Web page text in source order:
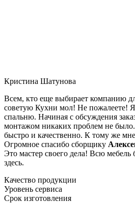
Кристина Шатунова
Всем, кто еще выбирает компанию
советую Кухни мол! Не пожалеете!
спальню. Начиная с обсуждения
монтажом никаких проблем не
быстро и качественно. К тому же
Огромное спасибо сборщику
Это мастер своего дела! Всю мебель
здесь.
Качество продукции
Уровень сервиса
Срок изготовления